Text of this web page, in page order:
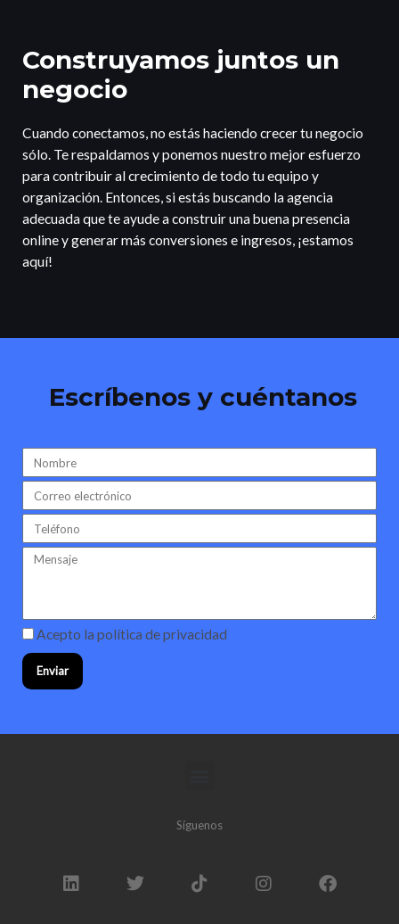
Construyamos juntos un
negocio
Cuando conectamos, no estás haciendo crecer tu negocio
sólo. Te respaldamos y ponemos nuestro mejor esfuerzo
para contribuir al crecimiento de todo tu equipo y
organización. Entonces, si estás buscando la agencia
adecuada que te ayude a construir una buena presencia
online y generar más conversiones e ingresos, ¡estamos
aquí!
Escríbenos y cuéntanos
Acepto la política de privacidad
Enviar
Síguenos